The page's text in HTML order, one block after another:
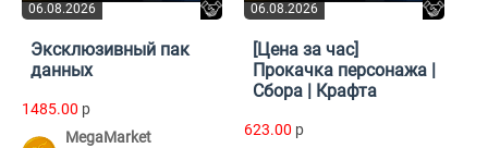
06.08.2026
Эксклюзивный пак
данных
1485.00 p
MegaMarket
06.08.2026
[Цена за час]
Прокачка персонажа |
Сбора | Крафта
623.00 p